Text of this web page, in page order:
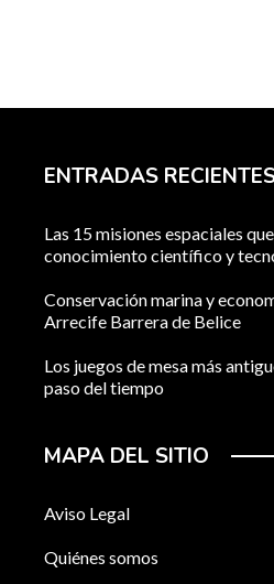
ENTRADAS
Las 15 misiones espaciales
conocimiento científico y
Conservación marina y
Arrecife Barrera de Belice
Los juegos de mesa más
paso del tiempo
MAPA DEL SITIO
Aviso Legal
Quiénes somos